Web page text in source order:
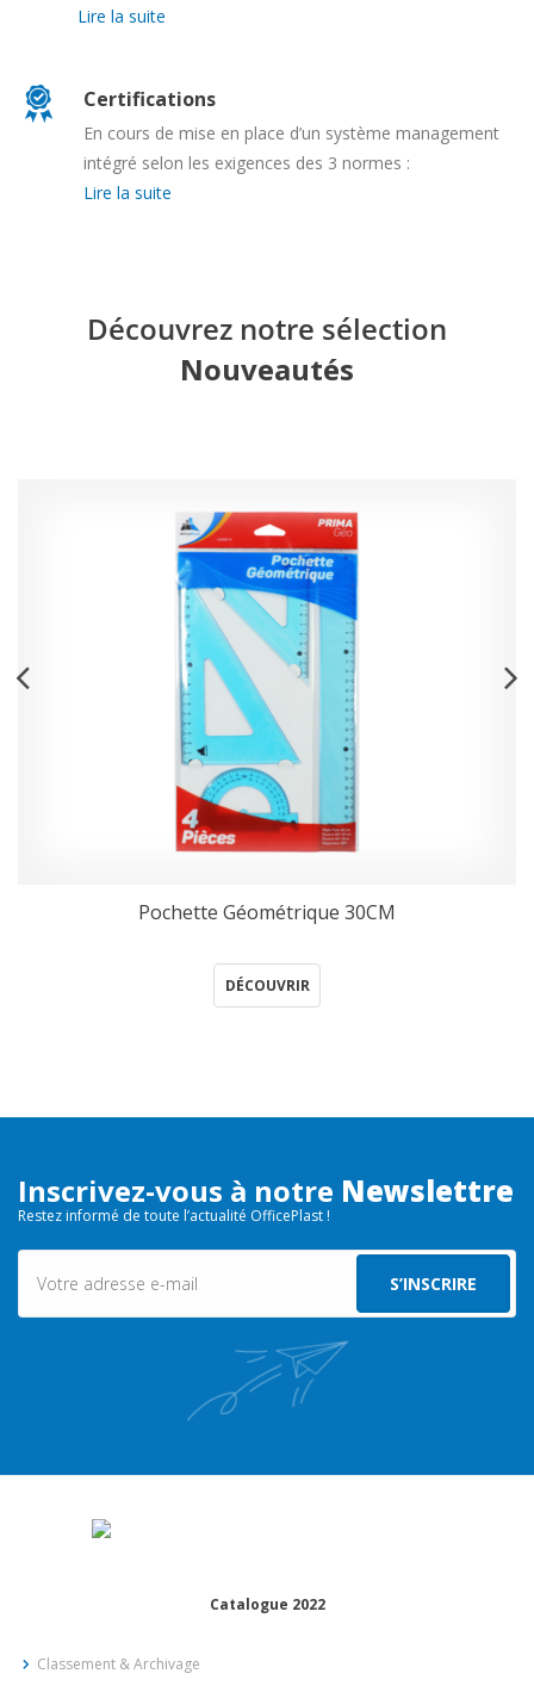
Lire la suite
Certifications
En cours de mise en place d’un système management
intégré selon les exigences des 3 normes :
Lire la suite
Découvrez notre sélection
Nouveautés
Pochette Géométrique 30CM
DÉCOUVRIR
Inscrivez-vous à notre Newslettre
Restez informé de toute l’actualité OfficePlast !
Catalogue 2022
Classement & Archivage